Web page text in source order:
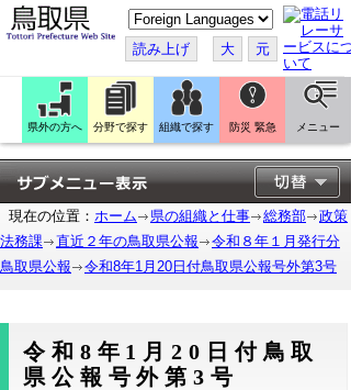
こ
の
ペ
ー
ジ
翻
訳
す
る
読み上げ 大 元
県外の方へ 分野で探す 組織で探す 防災 緊急 メニュー
現在の位置： ホーム 県の組織と仕事 総務部
政策
法務課
直近２年の鳥取県公報
令和８年１月発行分
鳥取県公報
令和8年1月20日付鳥取県公報号外第3号
令和8年1月20日付鳥取
県公報号外第3号